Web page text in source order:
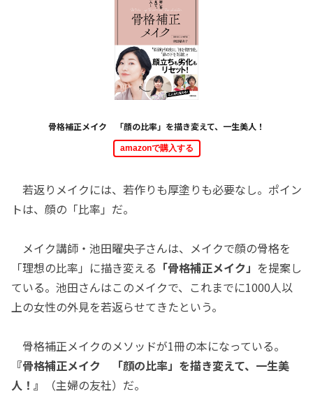
骨格補正メイク 「顔の比率」を描き変えて、一生美人！
amazonで購入する
若返りメイクには、若作りも厚塗りも必要なし。ポイン
トは、顔の「比率」だ。
メイク講師・池田曜央子さんは、メイクで顔の骨格を
「理想の比率」に描き変える 「骨格補正メイク」 を提案し
ている。池田さんはこのメイクで、これまでに1000人以
上の女性の外見を若返らせてきたという。
骨格補正メイクのメソッドが1冊の本になっている。
『骨格補正メイク 「顔の比率」を描き変えて、一生美
人！』
（主婦の友社）だ。